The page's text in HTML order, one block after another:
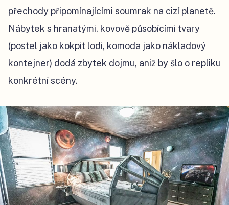
přechody připomínajícími soumrak na cizí planetě.
Nábytek s hranatými, kovově působícími tvary
(postel jako kokpit lodi, komoda jako nákladový
kontejner) dodá zbytek dojmu, aniž by šlo o repliku
konkrétní scény.